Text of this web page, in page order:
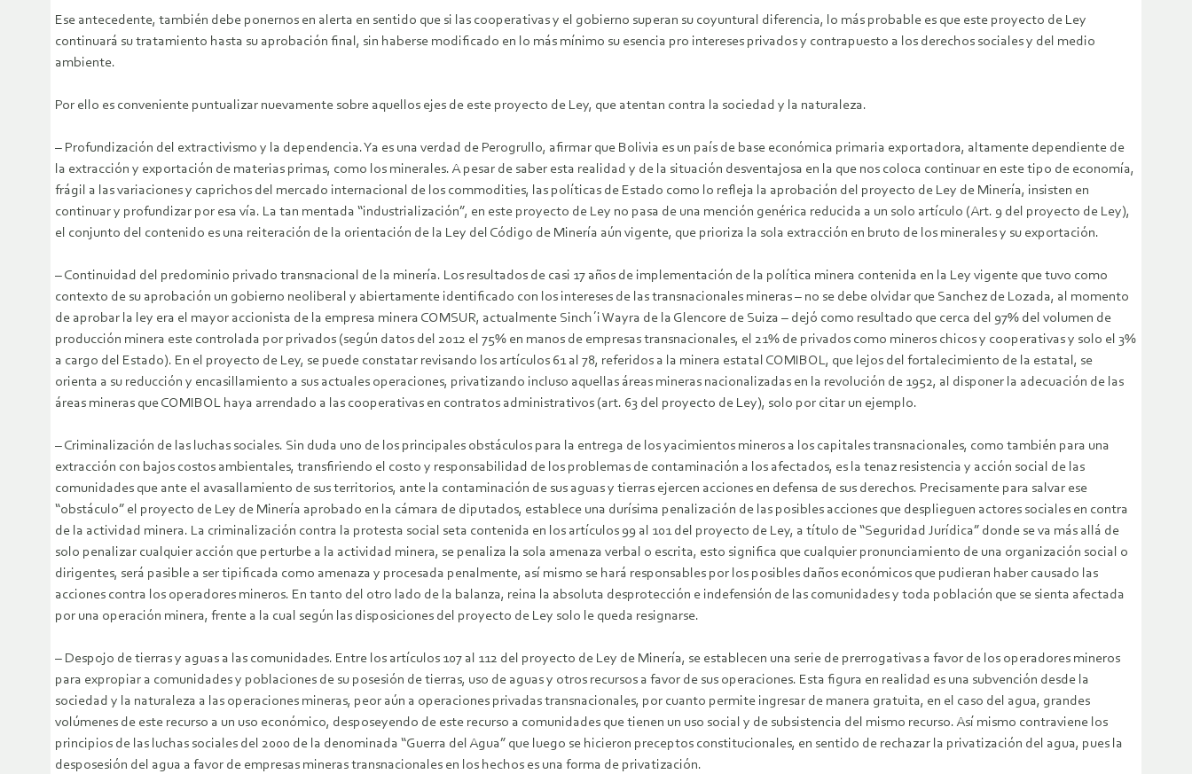
Ese antecedente, también debe ponernos en alerta en sentido que si las cooperativas y el gobierno superan su coyuntural diferencia, lo más probable es que este proyecto de Ley
continuará su tratamiento hasta su aprobación final, sin haberse modificado en lo más mínimo su esencia pro intereses privados y contrapuesto a los derechos sociales y del medio
ambiente.
Por ello es conveniente puntualizar nuevamente sobre aquellos ejes de este proyecto de Ley, que atentan contra la sociedad y la naturaleza.
– Profundización del extractivismo y la dependencia. Ya es una verdad de Perogrullo, afirmar que Bolivia es un país de base económica primaria exportadora, altamente dependiente de
la extracción y exportación de materias primas, como los minerales. A pesar de saber esta realidad y de la situación desventajosa en la que nos coloca continuar en este tipo de economía,
frágil a las variaciones y caprichos del mercado internacional de los commodities, las políticas de Estado como lo refleja la aprobación del proyecto de Ley de Minería, insisten en
continuar y profundizar por esa vía. La tan mentada “industrialización”, en este proyecto de Ley no pasa de una mención genérica reducida a un solo artículo (Art. 9 del proyecto de Ley),
el conjunto del contenido es una reiteración de la orientación de la Ley del Código de Minería aún vigente, que prioriza la sola extracción en bruto de los minerales y su exportación.
– Continuidad del predominio privado transnacional de la minería. Los resultados de casi 17 años de implementación de la política minera contenida en la Ley vigente que tuvo como
contexto de su aprobación un gobierno neoliberal y abiertamente identificado con los intereses de las transnacionales mineras – no se debe olvidar que Sanchez de Lozada, al momento
de aprobar la ley era el mayor accionista de la empresa minera COMSUR, actualmente Sinch´i Wayra de la Glencore de Suiza – dejó como resultado que cerca del 97% del volumen de
producción minera este controlada por privados (según datos del 2012 el 75% en manos de empresas transnacionales, el 21% de privados como mineros chicos y cooperativas y solo el 3%
a cargo del Estado). En el proyecto de Ley, se puede constatar revisando los artículos 61 al 78, referidos a la minera estatal COMIBOL, que lejos del fortalecimiento de la estatal, se
orienta a su reducción y encasillamiento a sus actuales operaciones, privatizando incluso aquellas áreas mineras nacionalizadas en la revolución de 1952, al disponer la adecuación de las
áreas mineras que COMIBOL haya arrendado a las cooperativas en contratos administrativos (art. 63 del proyecto de Ley), solo por citar un ejemplo.
– Criminalización de las luchas sociales. Sin duda uno de los principales obstáculos para la entrega de los yacimientos mineros a los capitales transnacionales, como también para una
extracción con bajos costos ambientales, transfiriendo el costo y responsabilidad de los problemas de contaminación a los afectados, es la tenaz resistencia y acción social de las
comunidades que ante el avasallamiento de sus territorios, ante la contaminación de sus aguas y tierras ejercen acciones en defensa de sus derechos. Precisamente para salvar ese
“obstáculo” el proyecto de Ley de Minería aprobado en la cámara de diputados, establece una durísima penalización de las posibles acciones que desplieguen actores sociales en contra
de la actividad minera. La criminalización contra la protesta social seta contenida en los artículos 99 al 101 del proyecto de Ley, a título de “Seguridad Jurídica” donde se va más allá de
solo penalizar cualquier acción que perturbe a la actividad minera, se penaliza la sola amenaza verbal o escrita, esto significa que cualquier pronunciamiento de una organización social o
dirigentes, será pasible a ser tipificada como amenaza y procesada penalmente, así mismo se hará responsables por los posibles daños económicos que pudieran haber causado las
acciones contra los operadores mineros. En tanto del otro lado de la balanza, reina la absoluta desprotección e indefensión de las comunidades y toda población que se sienta afectada
por una operación minera, frente a la cual según las disposiciones del proyecto de Ley solo le queda resignarse.
– Despojo de tierras y aguas a las comunidades. Entre los artículos 107 al 112 del proyecto de Ley de Minería, se establecen una serie de prerrogativas a favor de los operadores mineros
para expropiar a comunidades y poblaciones de su posesión de tierras, uso de aguas y otros recursos a favor de sus operaciones. Esta figura en realidad es una subvención desde la
sociedad y la naturaleza a las operaciones mineras, peor aún a operaciones privadas transnacionales, por cuanto permite ingresar de manera gratuita, en el caso del agua, grandes
volúmenes de este recurso a un uso económico, desposeyendo de este recurso a comunidades que tienen un uso social y de subsistencia del mismo recurso. Así mismo contraviene los
principios de las luchas sociales del 2000 de la denominada “Guerra del Agua” que luego se hicieron preceptos constitucionales, en sentido de rechazar la privatización del agua, pues la
desposesión del agua a favor de empresas mineras transnacionales en los hechos es una forma de privatización.